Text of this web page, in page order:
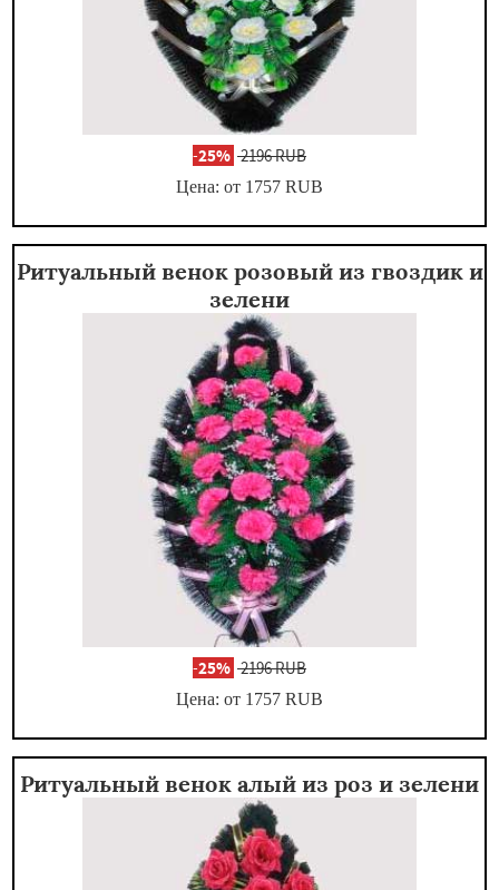
-25% 2196 RUB
Цена: от 1757 RUB
Ритуальный венок розовый из гвоздик и
зелени
-25% 2196 RUB
Цена: от 1757 RUB
Ритуальный венок алый из роз и зелени